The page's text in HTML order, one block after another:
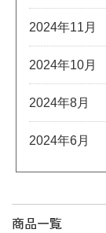
2024年11月
2024年10月
2024年8月
2024年6月
商品一覧